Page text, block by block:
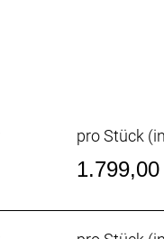
und
und
ist
pro Stück